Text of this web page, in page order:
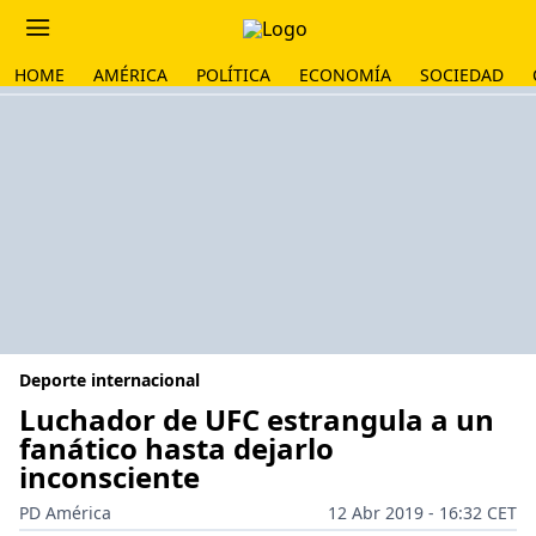
HOME AMÉRICA POLÍTICA ECONOMÍA SOCIEDAD
Deporte internacional
Luchador de UFC estrangula a un
fanático hasta dejarlo
inconsciente
PD América
12 Abr 2019 - 16:32 CET